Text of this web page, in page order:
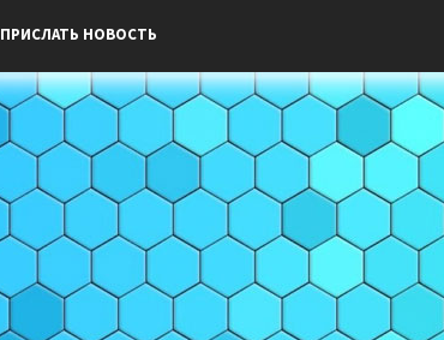
ПРИСЛАТЬ НОВОСТЬ